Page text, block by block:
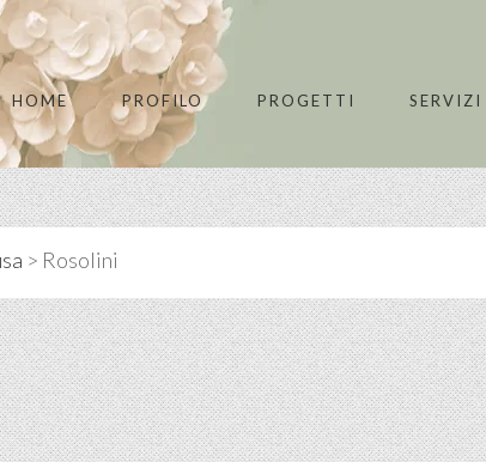
HOME PROFILO PROGETTI SERVIZI
> Rosolini